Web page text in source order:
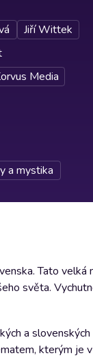
Jiří Wittek
Media
a mystika
Tato
světa.
a
kterým je